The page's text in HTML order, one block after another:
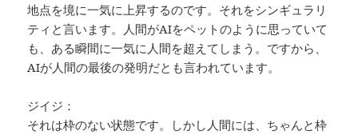
地点を境に一気に上昇するのです。それをシンギュラリ
ティと言います。人間がAIをペットのように思っていて
も、ある瞬間に一気に人間を超えてしまう。ですから、
AIが人間の最後の発明だとも言われています。
ジイジ：
それは枠のない状態です。しかし人間には、ちゃんと枠